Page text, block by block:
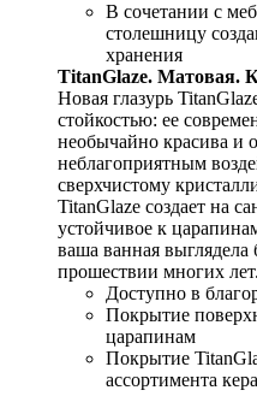
В сочетании с
столешницу
хранения
TitanGlaze. Матовая.
Новая глазурь
стойкостью: ее
необычайно красива и
неблагоприятным
сверхчистому
TitanGlaze создает на
устойчивое к
ваша ванная выглядела
прошествии многих лет.
Доступно в
Покрытие
царапинам
Покрытие
ассортимента